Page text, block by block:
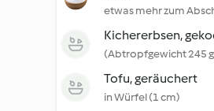
etwas mehr zum
Kichererbsen,
(Abtropfgewicht 245
Tofu, geräuchert
in Würfel (1 cm)